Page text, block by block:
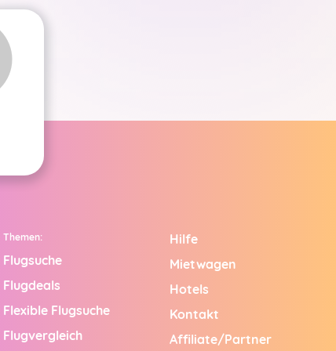
Themen:
Flugsuche
Flugdeals
Flexible Flugsuche
Flugvergleich
Hilfe
Mietwagen
Hotels
Kontakt
Affiliate/Partner